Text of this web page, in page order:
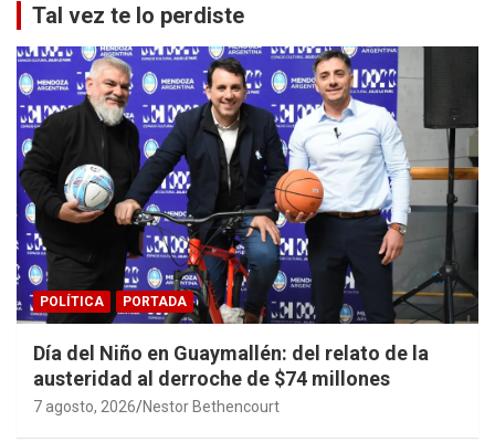
Tal vez te lo perdiste
POLÍTICA PORTADA
Día del Niño en Guaymallén: del relato de la
austeridad al derroche de $74 millones
7 agosto, 2026 Nestor Bethencourt